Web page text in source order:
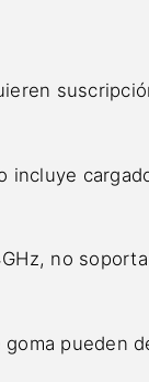
incluye
no soporta
pueden